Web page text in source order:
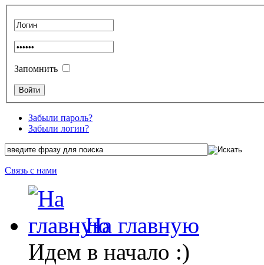
Запомнить
Забыли пароль?
Забыли логин?
Связь с нами
На главную
Идем в начало :)